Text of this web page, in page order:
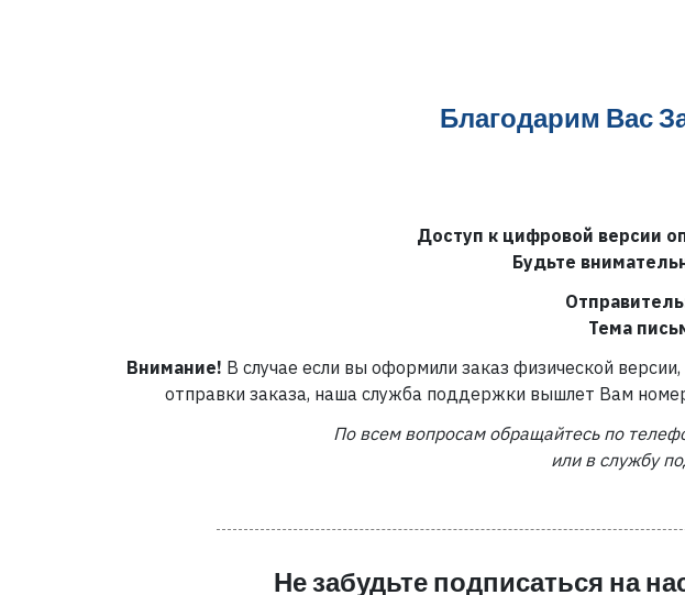
Благодарим Вас
Доступ к цифровой версии
Будьте
Тема
Внимание! В случае если вы оформили заказ физической
отправки заказа, наша служба поддержки вышлет Вам
По всем вопросам обращайтесь по
или в службу
Не забудьте подписаться на